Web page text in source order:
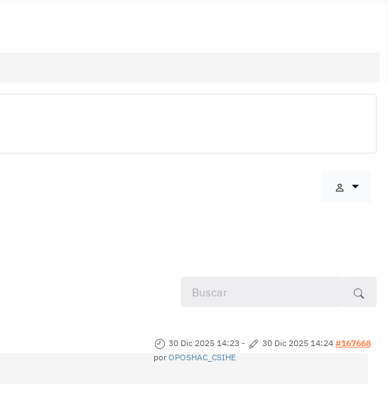
30 Dic 2025 14:23 - 30 Dic 2025 14:24 #167668
porOPOSHAC_CSIHE